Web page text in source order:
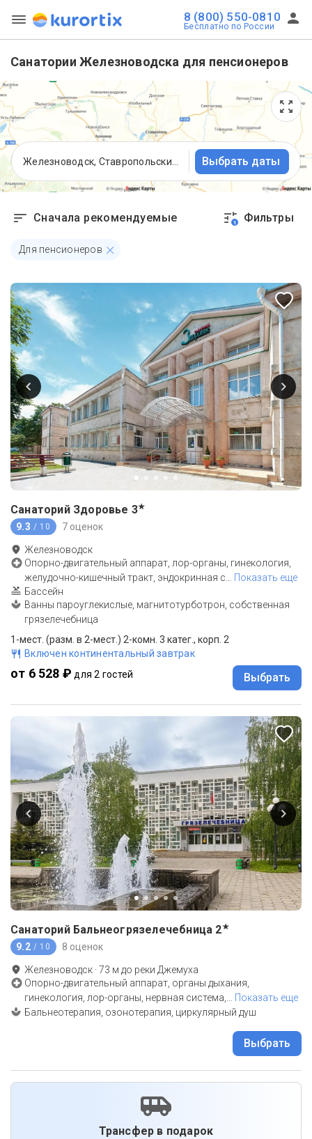
8 (800) 550-0810
Бесплатно по России
Санатории Железноводска для пенсионеров
Выбрать даты
Сначала рекомендуемые 1 Фильтры
Для пенсионеров
Санаторий Здоровье 3★
9.3 / 10 7 оценок
Железноводск
Опорно-двигательный аппарат, лор-органы, гинекология,
желудочно-кишечный тракт, эндокринная с… Показать еще
Бассейн
Ванны пароуглекислые, магнитотурботрон, собственная
грязелечебница
1-мест. (разм. в 2-мест.) 2-комн. 3 катег., корп. 2
Включен континентальный завтрак
от 6 528 ₽ для 2 гостей Выбрать
Санаторий Бальнеогрязелечебница 2★
9.2 / 10 8 оценок
Железноводск ·73 м до реки Джемуха
Опорно-двигательный аппарат, органы дыхания,
гинекология, лор-органы, нервная система,… Показать еще
Бальнеотерапия, озонотерапия, циркулярный душ
Выбрать
Трансфер в подарок